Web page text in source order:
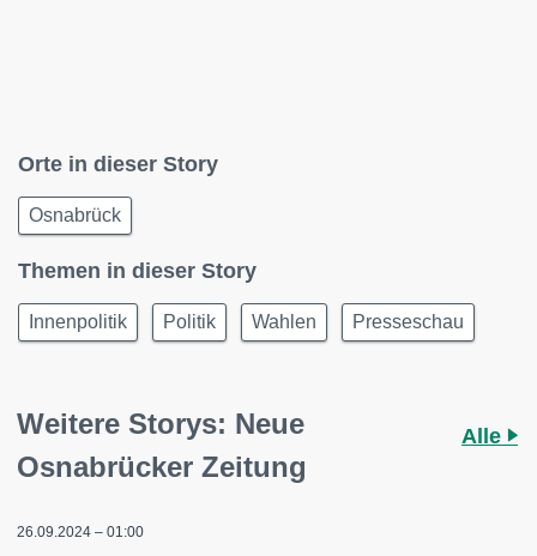
Orte in dieser Story
Osnabrück
Themen in dieser Story
Innenpolitik Politik Wahlen Presseschau
Weitere Storys: Neue
Osnabrücker Zeitung
Alle
26.09.2024 – 01:00